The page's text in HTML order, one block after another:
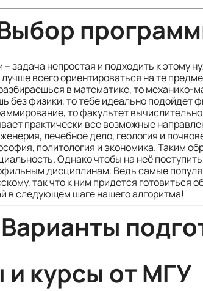
задача непростая и подходить к этому
всего ориентироваться на те
в математике, то механико-
без физики, то тебе идеально подойдет
то факультет
практически все возможные
лечебное дело, геология и
политология и экономика. Таким
Однако чтобы на неё
дисциплинам. Ведь самые
так что к ним придется готовиться
в следующем шаге нашего алгоритма!
курсы от МГУ